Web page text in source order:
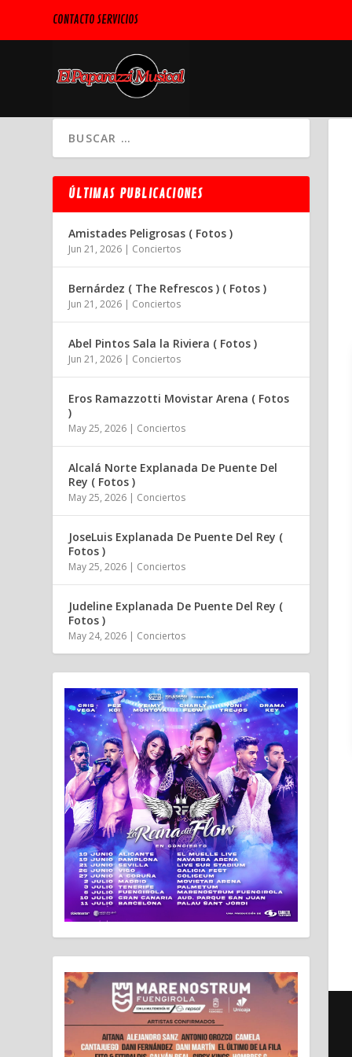
CONTACTO SERVICIOS
ÚLTIMAS PUBLICACIONES
Amistades Peligrosas ( Fotos )
Jun 21, 2026 | Conciertos
Bernárdez ( The Refrescos ) ( Fotos )
Jun 21, 2026 | Conciertos
Abel Pintos Sala la Riviera ( Fotos )
Jun 21, 2026 | Conciertos
Eros Ramazzotti Movistar Arena ( Fotos
)
May 25, 2026 | Conciertos
Alcalá Norte Explanada De Puente Del
Rey ( Fotos )
May 25, 2026 | Conciertos
JoseLuis Explanada De Puente Del Rey (
Fotos )
May 25, 2026 | Conciertos
Judeline Explanada De Puente Del Rey (
Fotos )
May 24, 2026 | Conciertos